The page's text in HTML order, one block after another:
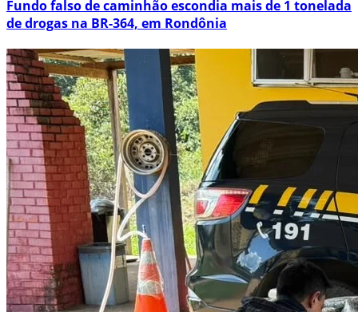
Fundo falso de caminhão escondia mais de 1 tonelada
de drogas na BR-364, em Rondônia